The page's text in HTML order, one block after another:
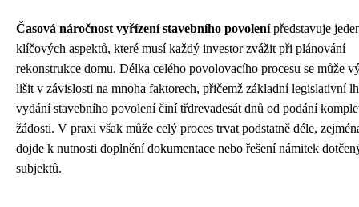
Časová náročnost vyřízení stavebního povolenípředstavuje
klíčových aspektů, které musí každý investor zvážit při plánování
rekonstrukce domu. Délka celého povolovacího procesu se může
lišit v závislosti na mnoha faktorech, přičemž základní legislativní
vydání stavebního povolení činí třdrevadesát dnů od podání
žádosti. V praxi však může celý proces trvat podstatně déle,
dojde k nutnosti doplnění dokumentace nebo řešení námitek
subjektů.